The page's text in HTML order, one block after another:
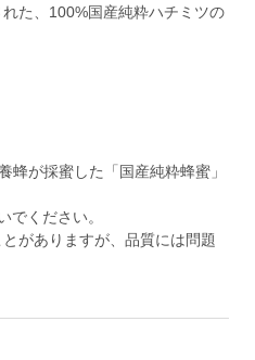
た、100%国産純粋ハチミツの
が採蜜した「国産純粋蜂蜜」
でください。
がありますが、品質には問題